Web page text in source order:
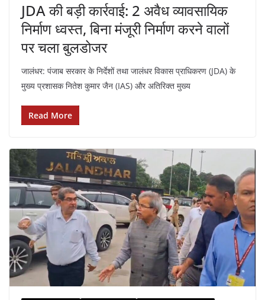
JDA की बड़ी कार्रवाई: 2 अवैध व्यावसायिक
निर्माण ध्वस्त, बिना मंजूरी निर्माण करने वालों
पर चला बुलडोजर
जालंधर: पंजाब सरकार के निर्देशों तथा जालंधर विकास प्राधिकरण (JDA) के
मुख्य प्रशासक नितेश कुमार जैन (IAS) और अतिरिक्त मुख्य
Read More